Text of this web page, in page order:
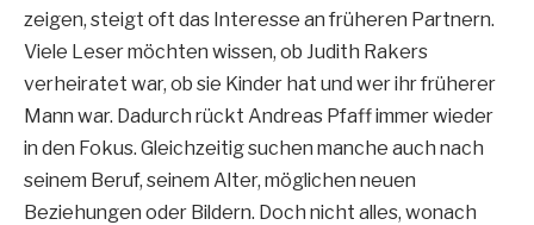
zeigen, steigt oft das Interesse an früheren Partnern.
Viele Leser möchten wissen, ob Judith Rakers
verheiratet war, ob sie Kinder hat und wer ihr früherer
Mann war. Dadurch rückt Andreas Pfaff immer wieder
in den Fokus. Gleichzeitig suchen manche auch nach
seinem Beruf, seinem Alter, möglichen neuen
Beziehungen oder Bildern. Doch nicht alles, wonach